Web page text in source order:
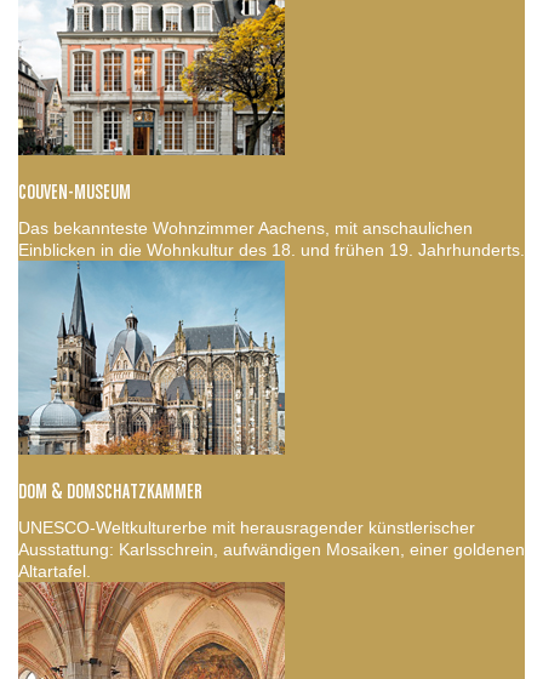
COUVEN-MUSEUM
Das bekannteste Wohnzimmer Aachens, mit anschaulichen
Einblicken in die Wohnkultur des 18. und frühen 19. Jahrhunderts.
DOM & DOMSCHATZKAMMER
UNESCO-Weltkulturerbe mit herausragender künstlerischer
Ausstattung: Karlsschrein, aufwändigen Mosaiken, einer goldenen
Altartafel.